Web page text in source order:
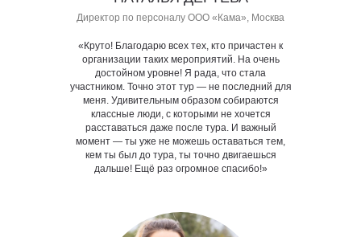
Директор по персоналу ООО «Кама», Москва
«Круто! Благодарю всех тех, кто причастен к
организации таких мероприятий. На очень
достойном уровне! Я рада, что стала
участником. Точно этот тур — не последний для
меня. Удивительным образом собираются
классные люди, с которыми не хочется
расставаться даже после тура. И важный
момент — ты уже не можешь оставаться тем,
кем ты был до тура, ты точно двигаешься
дальше! Ещё раз огромное спасибо!»